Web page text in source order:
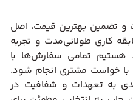
و تضمین بهترین قیمت، اصل
کاری طولانی‌مدت و تجربه
تمامی سفارش‌ها با
با خواست مشتری انجام شود.
به تعهدات و شفافیت در